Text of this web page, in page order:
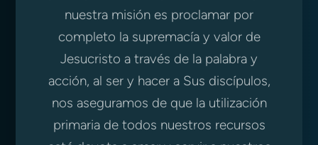
nuestra misión es proclamar por
completo la supremacía y valor de
Jesucristo a través de la palabra y
acción, al ser y hacer a Sus discípulos,
nos aseguramos de que la utilización
primaria de todos nuestros recursos